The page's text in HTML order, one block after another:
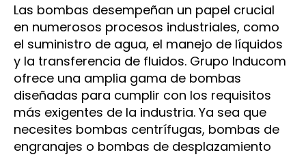
Las bombas desempeñan un papel crucial
en numerosos procesos industriales, como
el suministro de agua, el manejo de líquidos
y la transferencia de fluidos. Grupo Inducom
ofrece una amplia gama de bombas
diseñadas para cumplir con los requisitos
más exigentes de la industria. Ya sea que
necesites bombas centrífugas, bombas de
engranajes o bombas de desplazamiento